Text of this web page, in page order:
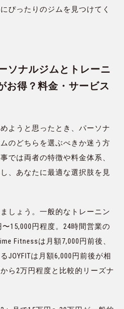
ぴったりのジムを見つけてく
ソナルジムとトレーニ
お得？料金・サービス
ようと思ったとき、パーソナ
のどちらを選ぶべきか迷う方
では両者の特徴や料金体系、
、あなたに最適な選択肢を見
しょう。一般的なトレーニン
15,000円程度。24時間営業の
Fitnessは月額7,000円前後、
JOYFITは月額6,000円前後が相
ら2万円程度と比較的リーズナ